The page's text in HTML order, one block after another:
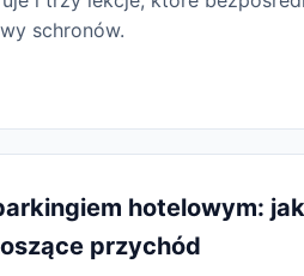
schronów.
hotelowym:
przychód